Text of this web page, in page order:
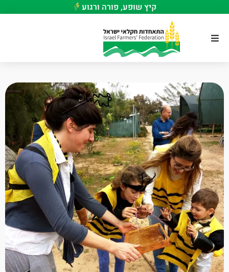
קיץ שופע, פורה ורגוע